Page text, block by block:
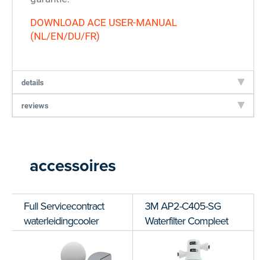
Type de karakters die je in de afbeelding ziet
hieronder
DOWNLOAD ACE USER-MANUAL
(NL/EN/DU/FR)
details
reviews
accessoires
Full Servicecontract
waterleidingcooler
3M AP2-C405-SG
Waterfilter Compleet